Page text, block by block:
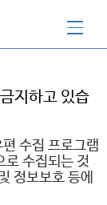
지하고 있습
수집 프로그램
로 수집되는 것
정보보호 등에